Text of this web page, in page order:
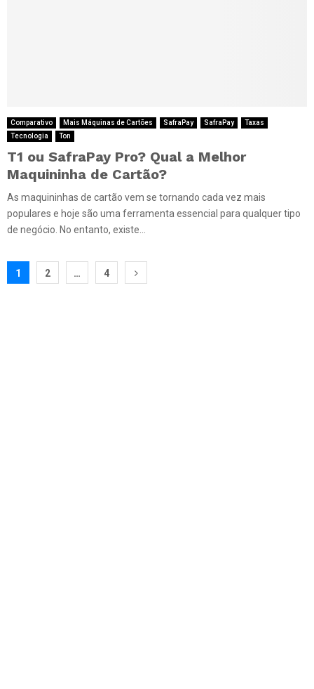
Comparativo Mais Máquinas de Cartões SafraPay SafraPay
Taxas
Tecnologia
Ton
T1 ou SafraPay Pro? Qual a Melhor
Maquininha de Cartão?
As maquininhas de cartão vem se tornando cada vez mais
populares e hoje são uma ferramenta essencial para qualquer tipo
de negócio. No entanto, existe...
Paginação
1 2 … 4